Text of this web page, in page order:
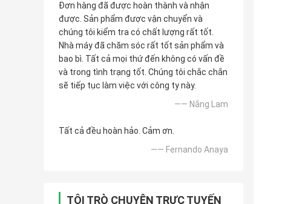
Đơn hàng đã được hoàn thành và nhận
được. Sản phẩm được vận chuyển và
chúng tôi kiểm tra có chất lượng rất tốt.
Nhà máy đã chăm sóc rất tốt sản phẩm và
bao bì. Tất cả mọi thứ đến không có vấn đề
và trong tình trạng tốt. Chúng tôi chắc chắn
sẽ tiếp tục làm việc với công ty này.
—— Nắng Lam
Tất cả đều hoàn hảo. Cảm ơn.
—— Fernando Anaya
TÔI TRÒ CHUYỆN TRỰC TUYẾN